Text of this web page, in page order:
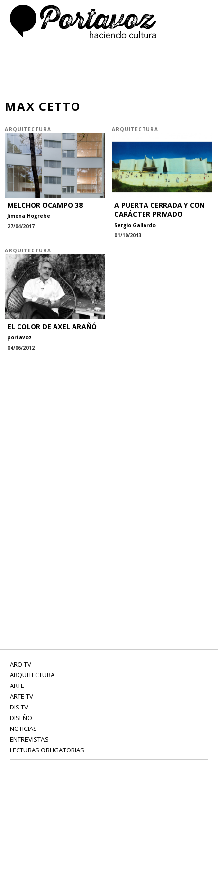
ENTREVISTAS
COLABORADORES
MAX CETTO
ARQUITECTURA
MELCHOR OCAMPO 38
Jimena Hogrebe
27/04/2017
ARQUITECTURA
A PUERTA CERRADA Y CON
CARÁCTER PRIVADO
Sergio Gallardo
01/10/2013
ARQUITECTURA
EL COLOR DE AXEL ARAÑÓ
portavoz
04/06/2012
ARQ TV
ARQUITECTURA
ARTE
ARTE TV
DIS TV
DISEÑO
NOTICIAS
ENTREVISTAS
LECTURAS OBLIGATORIAS